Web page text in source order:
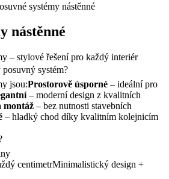
systémy nástěnné
nástěnné
– stylové řešení pro každý interiér
posuvný systém?
jsou:Prostorově úsporné – ideální pro
– moderní design z kvalitních
montáž – bez nutnosti stavebních
– hladký chod díky kvalitním kolejnicím
centimetrMinimalistický design +